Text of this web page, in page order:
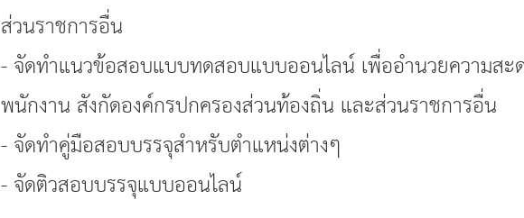
ส่วนราชการอื่น
- จัดทำแนวข้อสอบแบบทดสอบแบบออนไลน์ เพื่ออำนวยความสะ
พนักงาน สังกัดองค์กรปกครองส่วนท้องถิ่น และส่วนราชการอื่น
- จัดทำคู่มือสอบบรรจุสำหรับตำแหน่งต่างๆ
- จัดติวสอบบรรจุแบบออนไลน์